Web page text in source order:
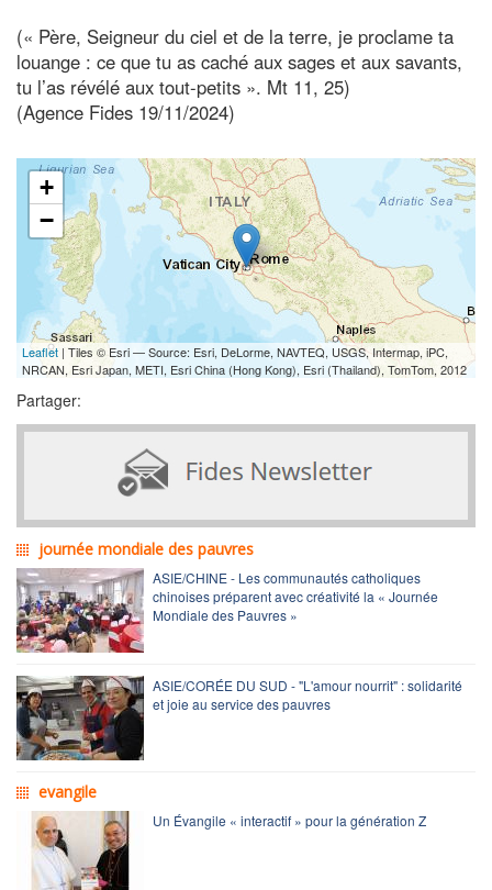
(« Père, Seigneur du ciel et de la terre, je proclame ta
louange : ce que tu as caché aux sages et aux savants,
tu l’as révélé aux tout-petits ». Mt 11, 25)
(Agence Fides 19/11/2024)
+
−
Leaflet | Tiles © Esri — Source: Esri, DeLorme, NAVTEQ, USGS, Intermap, iPC,
NRCAN, Esri Japan, METI, Esri China (Hong Kong), Esri (Thailand), TomTom, 2012
Partager:
journée mondiale des pauvres
ASIE/CHINE - Les communautés catholiques
chinoises préparent avec créativité la « Journée
Mondiale des Pauvres »
ASIE/CORÉE DU SUD - "L'amour nourrit" : solidarité
et joie au service des pauvres
evangile
Un Évangile « interactif » pour la génération Z